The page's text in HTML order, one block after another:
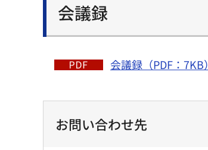
会議録
会議録（PDF：7KB）
お問い合わせ先